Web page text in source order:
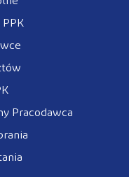
Pracodawca